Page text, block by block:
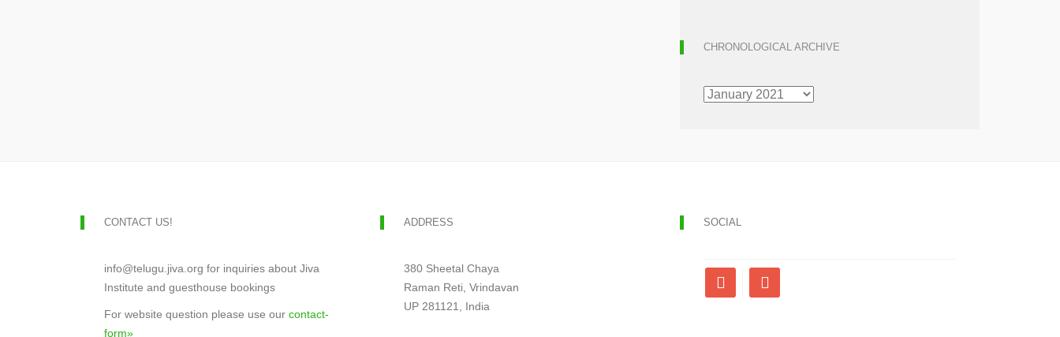
CHRONOLOGICAL ARCHIVE
CHRONOLOGICAL
ARCHIVE
CONTACT US!
info@telugu.jiva.org for inquiries about Jiva
Institute and guesthouse bookings
For website question please use our contact-
form»
ADDRESS
380 Sheetal Chaya
Raman Reti, Vrindavan
UP 281121, India
SOCIAL